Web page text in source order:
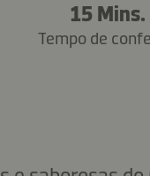
15 Mins.
Tempo de